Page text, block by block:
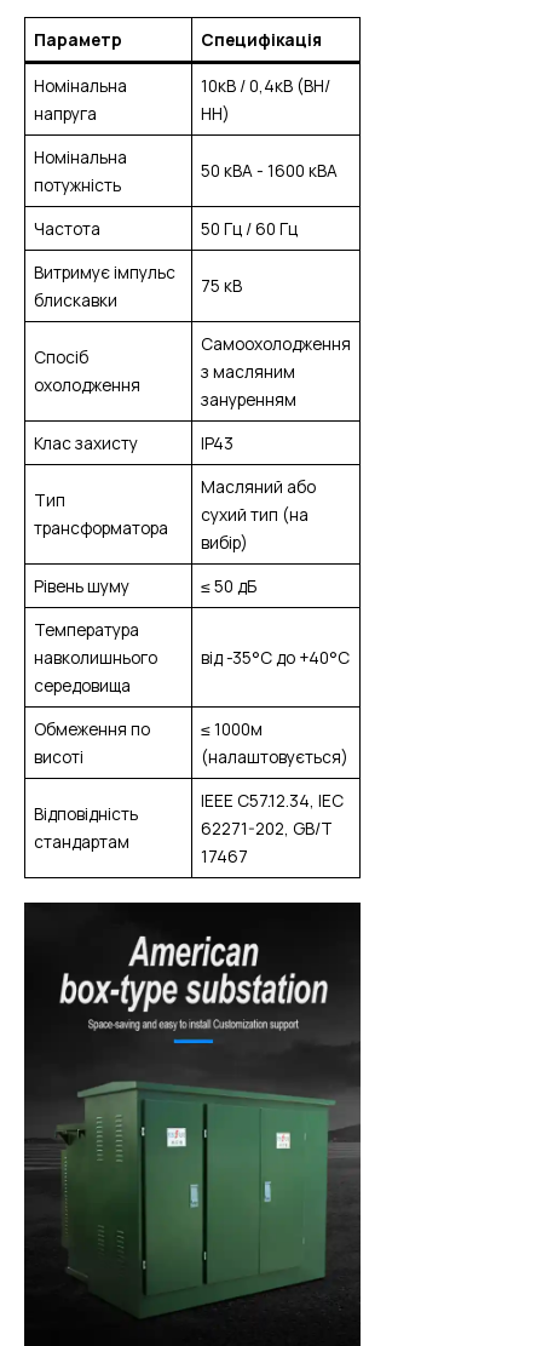
Параметр
Специфікація
Номінальна
напруга
10кВ / 0,4кВ (ВН/
НН)
Номінальна
потужність
50 кВА - 1600 кВА
Частота
50 Гц / 60 Гц
Витримує імпульс
блискавки
75 кВ
Спосіб
охолодження
Самоохолодження
з масляним
зануренням
Клас захисту
IP43
Тип
трансформатора
Масляний або
сухий тип (на
вибір)
Рівень шуму
≤ 50 дБ
Температура
навколишнього
середовища
від -35°C до +40°C
Обмеження по
висоті
≤ 1000м
(налаштовується)
Відповідність
стандартам
IEEE C57.12.34, IEC
62271-202, GB/T
17467